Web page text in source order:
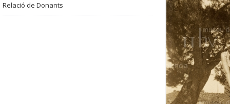
Relació de Donants